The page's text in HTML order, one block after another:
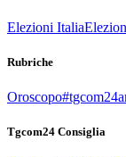
Elezioni Italia
Rubriche
Oroscopo
Tgcom24 Consiglia